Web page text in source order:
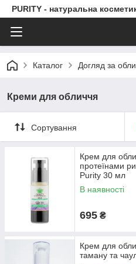
PURITY - натуральна
Каталог Догляд за
Креми для обличчя
Сортування
Крем для
протеїнами
Purity 30 мл
В наявності
695 ₴
Крем для
таману та